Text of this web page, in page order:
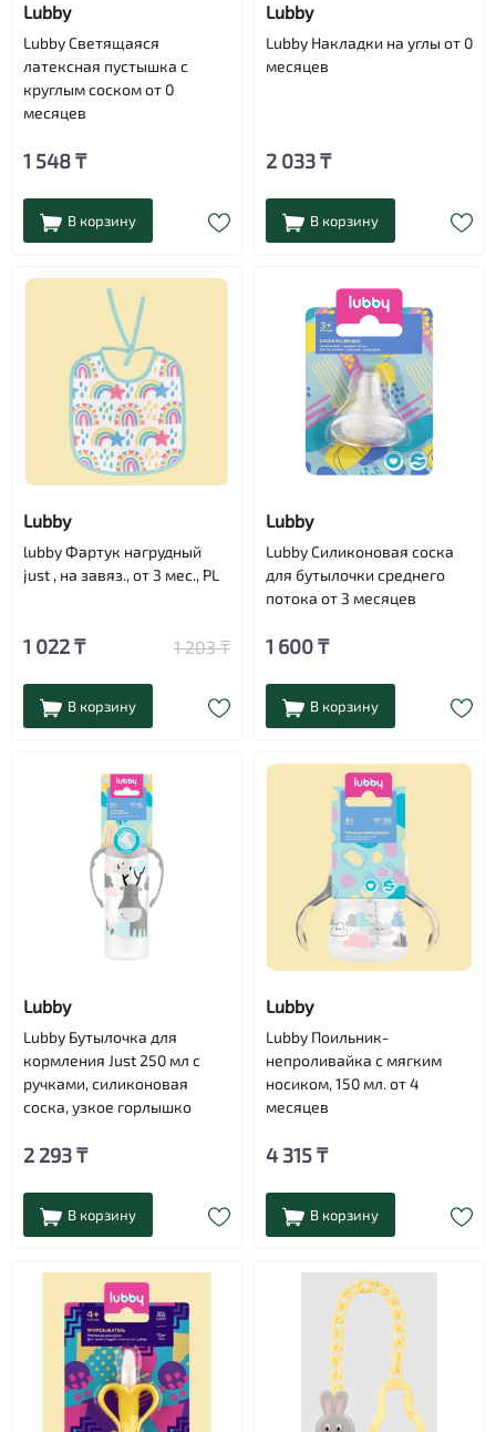
Lubby
Lubby Светящаяся
латексная пустышка с
круглым соском от 0
месяцев
1 548 ₸
В корзину
Lubby
Lubby Накладки на углы от 0
месяцев
2 033 ₸
В корзину
Lubby
lubby Фартук нагрудный
just , на завяз., от 3 мес., PL
1 022 ₸ 1 203 ₸
В корзину
Lubby
Lubby Силиконовая соска
для бутылочки среднего
потока от 3 месяцев
1 600 ₸
В корзину
Lubby
Lubby Бутылочка для
кормления Just 250 мл с
ручками, силиконовая
соска, узкое горлышко
2 293 ₸
В корзину
Lubby
Lubby Поильник-
непроливайка с мягким
носиком, 150 мл. от 4
месяцев
4 315 ₸
В корзину